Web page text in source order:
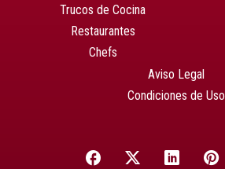
Trucos de Cocina
Restaurantes
Chefs
Aviso Legal
Condiciones de Uso